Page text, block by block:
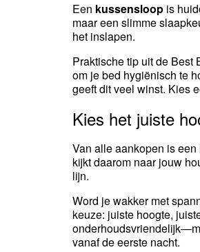
Een kussensloop is
maar een slimme
het inslapen.
Praktische tip uit de Best
om je bed hygiënisch te
geeft dit veel winst. Kies
Kies het juiste
Van alle aankopen is een
kijkt daarom naar jouw
lijn.
Word je wakker met
keuze: juiste hoogte,
vanaf de eerste nacht.